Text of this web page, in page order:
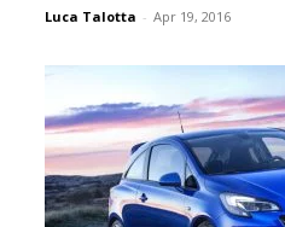
Luca Talotta - Apr 19, 2016